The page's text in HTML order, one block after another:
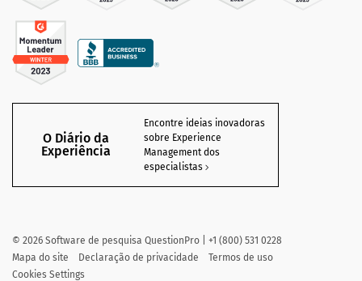
O Diário da
Experiência
Encontre ideias inovadoras
sobre Experience
Management dos
especialistas
© 2026 Software de pesquisa QuestionPro | +1 (800) 531 0228
Mapa do site
Declaração de privacidade
Termos de uso
Cookies Settings